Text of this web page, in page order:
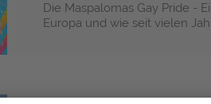
Die Maspalomas Gay Pride -
Europa und wie seit vielen